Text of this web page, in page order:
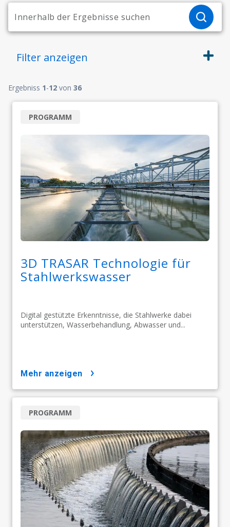
Filter anzeigen
Ergebniss 1-12 von 36
3D TRASAR Technologie für
Stahlwerkswasser
Digital gestützte Erkenntnisse, die Stahlwerke dabei
unterstützen, Wasserbehandlung, Abwasser und...
PROGRAMM
mehr anzeigen
PROGRAMM